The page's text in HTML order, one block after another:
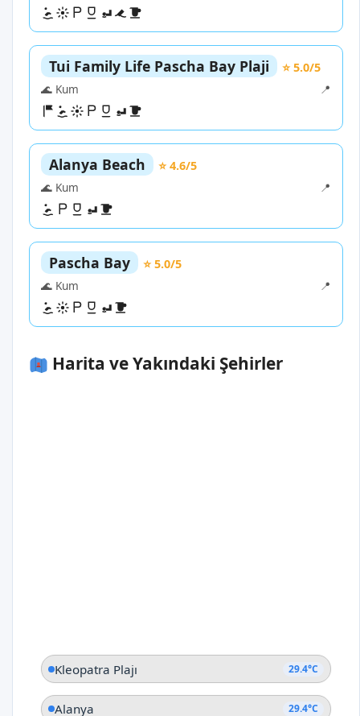
Tui Family Life Pascha Bay Plaji
⭐ 5.0/5
🌊 Kum
📍
Alanya Beach
⭐ 4.6/5
🌊 Kum
📍
Pascha Bay
⭐ 5.0/5
🌊 Kum
📍
Harita ve Yakındaki Şehirler
Kleopatra Plajı 29.4°C
Alanya 29.4°C